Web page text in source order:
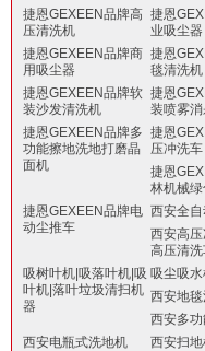
捷恩GEXEEN品牌高
压清洗机
捷恩
业吸尘器
捷恩GEXEEN品牌商
用吸尘器
捷恩
毯清洗机
捷恩GEXEEN品牌软
装沙发清洗机
捷恩
装喷雾
捷恩GEXEEN品牌多
功能擦地洗地打磨晶
面机
捷恩
压冲洗车
捷恩
林机械
捷恩GEXEEN品牌电
动尘推车
西安全
西安高
高压清
吸树叶机|吸落叶机|吸
叶机|落叶垃圾清扫机
器
吸尘吸
西安地
西安多
西安电瓶式洗地机
西安扫